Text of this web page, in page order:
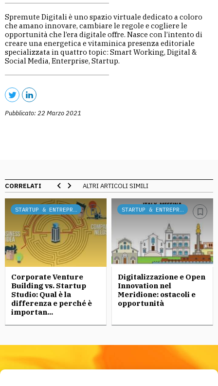
Spremute Digitali è uno spazio virtuale dedicato a coloro
che amano innovare, cambiare le regole e cogliere le
opportunità che l’era digitale offre. Nasce con l’intento di
creare una energetica e vitaminica presenza editoriale
specializzata in quattro topic: Smart Working, Digital &
Social Media, Enterprise, Startup.
Pubblicato: 22 Marzo 2021
CORRELATI ALTRI ARTICOLI SIMILI
Corporate Venture
Building vs. Startup
Studio: Qual è la
differenza e perché è
importan...
Digitalizzazione e Open
Innovation nel
Meridione: ostacoli e
opportunità